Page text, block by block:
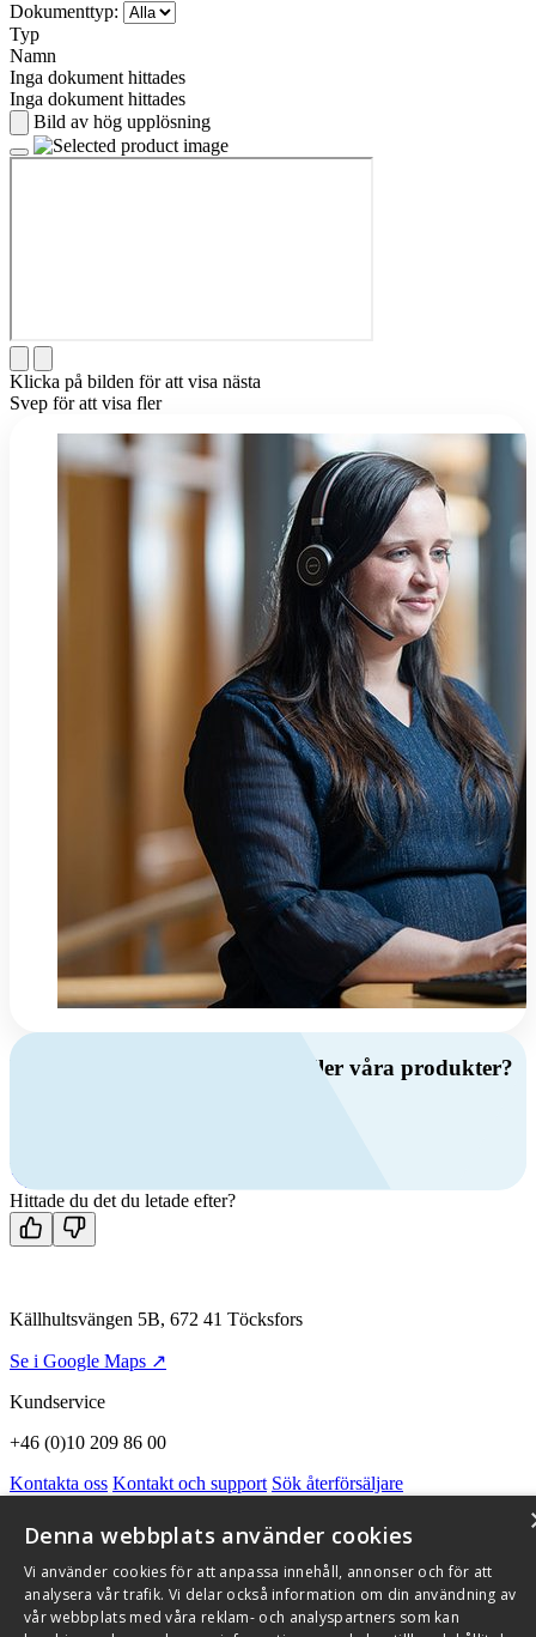
Dokumenttyp:
Typ
Namn
Inga dokument hittades
Inga dokument hittades
Bild av hög upplösning
Klicka på bilden för att visa nästa
Svep för att visa fler
Har du frågor om ventilation eller våra produkter?
Kontakta oss
Hittade du det du letade efter?
Källhultsvängen 5B, 672 41 Töcksfors
Se i Google Maps ↗
Kundservice
+46 (0)10 209 86 00
Kontakta oss Kontakt och support Sök återförsäljare
Om Flexit
Aktuellt Miljö och kvalitetssäkring Alarmkoder
Qnister Visselblåsningsfunktion
© 2026 Flexit AB. Alla rättigheter förbehållna
Aktuellt Miljö och kvalitetssäkring
Denna webbplats använder cookies
Vi använder cookies för att anpassa innehåll, annonser och för att
analysera vår trafik. Vi delar också information om din användning av
vår webbplats med våra reklam- och analyspartners som kan